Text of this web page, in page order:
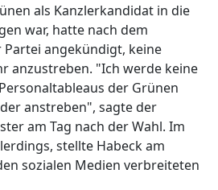
als Kanzlerkandidat in die
war, hatte nach dem
angekündigt, keine
anzustreben. "Ich werde keine
der Grünen
anstreben", sagte der
am Tag nach der Wahl. Im
stellte Habeck am
sozialen Medien verbreiteten